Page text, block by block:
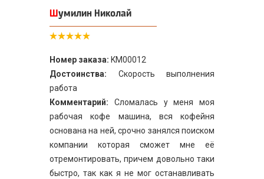
Шумилин Николай
Номер заказа: KM00012
Достоинства: Скорость выполнения
работа
Комментарий: Сломалась у меня моя
рабочая кофе машина, вся кофейня
основана на ней, срочно занялся поиском
компании которая сможет мне её
отремонтировать, причем довольно таки
быстро, так как я не мог останавливать